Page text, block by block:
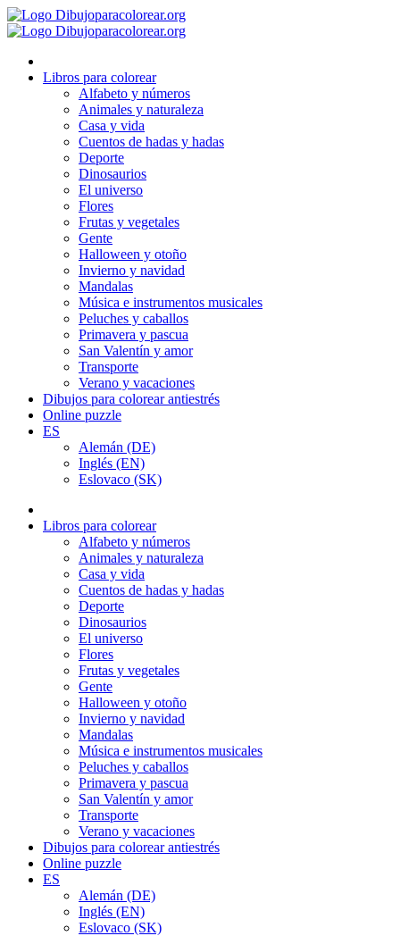
Ir
al
Libros para colorear
Alfabeto y números
Animales y naturaleza
Casa y vida
Cuentos de hadas y hadas
Deporte
Dinosaurios
El universo
Flores
Frutas y vegetales
Gente
Halloween y otoño
Invierno y navidad
Mandalas
Música e instrumentos musicales
Peluches y caballos
Primavera y pascua
San Valentín y amor
Transporte
Verano y vacaciones
Dibujos para colorear antiestrés
Online puzzle
ES
Alemán (DE)
Inglés (EN)
Eslovaco (SK)
Libros para colorear
Alfabeto y números
Animales y naturaleza
Casa y vida
Cuentos de hadas y hadas
Deporte
Dinosaurios
El universo
Flores
Frutas y vegetales
Gente
Halloween y otoño
Invierno y navidad
Mandalas
Música e instrumentos musicales
Peluches y caballos
Primavera y pascua
San Valentín y amor
Transporte
Verano y vacaciones
Dibujos para colorear antiestrés
Online puzzle
ES
Alemán (DE)
Inglés (EN)
Eslovaco (SK)